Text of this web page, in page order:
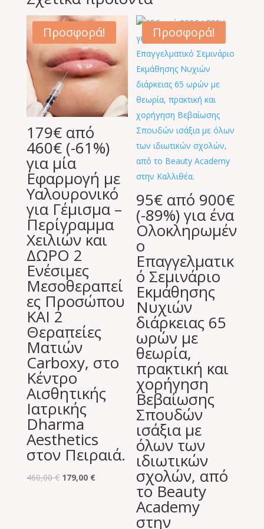
Προσφορά!
179€ από
460€ (-61%)
για μία
Εφαρμογή με
Υαλουρονικό
για Γέμισμα –
Περίγραμμα
Χειλιών και
ΔΩΡΟ 2
Ενέσιμες
Μεσοθεραπεί
ες Προσώπου
ΚΑΙ 2
Θεραπείες
Ματιών
Carboxy, στο
Κέντρο
Αισθητικής
Ιατρικής
Dharma
Aesthetics
στον Πειραιά.
460,00€ Original
179,00 €Η
Προσφορά!
95€ από 900€
(-89%) για ένα
Ολοκληρωμέν
ο
Επαγγελματικ
ό Σεμινάριο
Εκμάθησης
Νυχιών
διάρκειας 65
ωρών με
θεωρία,
πρακτική και
χορήγηση
Βεβαίωσης
Σπουδών
ισάξια με
όλων των
ιδιωτικών
σχολών, από
το Beauty
Academy
στην